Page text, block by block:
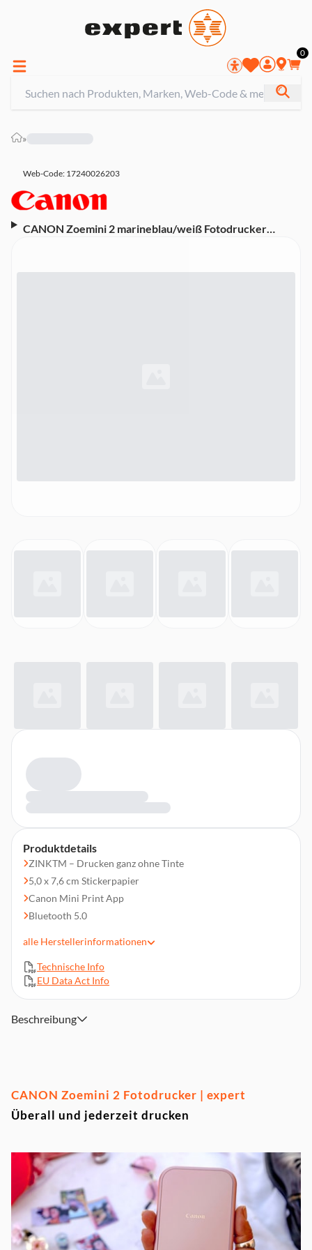
0
»
Web-Code: 17240026203
CANON Zoemini 2 marineblau/weiß Fotodrucker
Produktdetails
ZINKTM – Drucken ganz ohne Tinte
5,0 x 7,6 cm Stickerpapier
Canon Mini Print App
Bluetooth 5.0
alle Herstellerinformationen
Technische Info
EU Data Act Info
Beschreibung
CANON Zoemini 2 Fotodrucker | expert
Überall und jederzeit drucken